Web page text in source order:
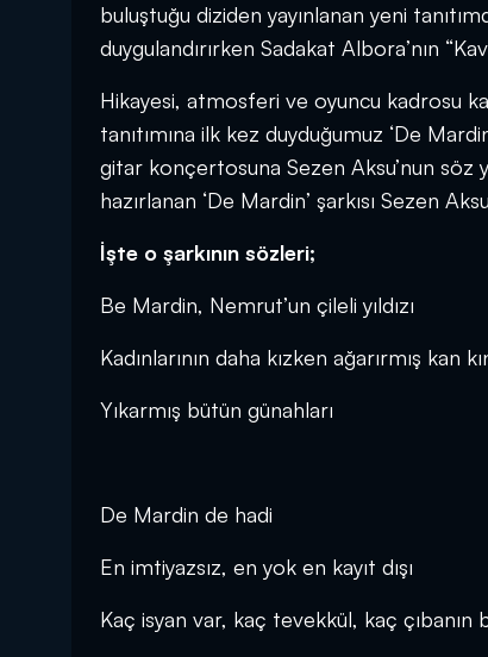
buluştuğu diziden yayınlanan yeni
duygulandırırken Sadakat Albora’nın
Hikayesi, atmosferi ve oyuncu kadrosu
tanıtımına ilk kez duyduğumuz ‘De
gitar konçertosuna Sezen Aksu’nun söz
hazırlanan ‘De Mardin’ şarkısı Sezen
İşte o şarkının sözleri;
Be Mardin, Nemrut’un çileli yıldızı
Kadınlarının daha kızken ağarırmış kan
Yıkarmış bütün günahları
De Mardin de hadi
En imtiyazsız, en yok en kayıt dışı
Kaç isyan var, kaç tevekkül, kaç çıbanın